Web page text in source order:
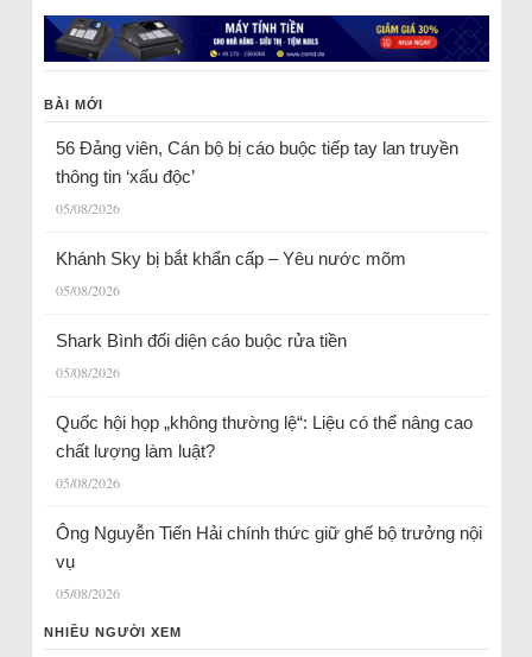
BÀI MỚI
56 Đảng viên, Cán bộ bị cáo buộc tiếp tay lan truyền
thông tin ‘xấu độc’
05/08/2026
Khánh Sky bị bắt khẩn cấp – Yêu nước mõm
05/08/2026
Shark Bình đối diện cáo buộc rửa tiền
05/08/2026
Quốc hội họp „không thường lệ“: Liệu có thể nâng cao
chất lượng làm luật?
05/08/2026
Ông Nguyễn Tiến Hải chính thức giữ ghế bộ trưởng nội
vụ
05/08/2026
NHIỀU NGƯỜI XEM